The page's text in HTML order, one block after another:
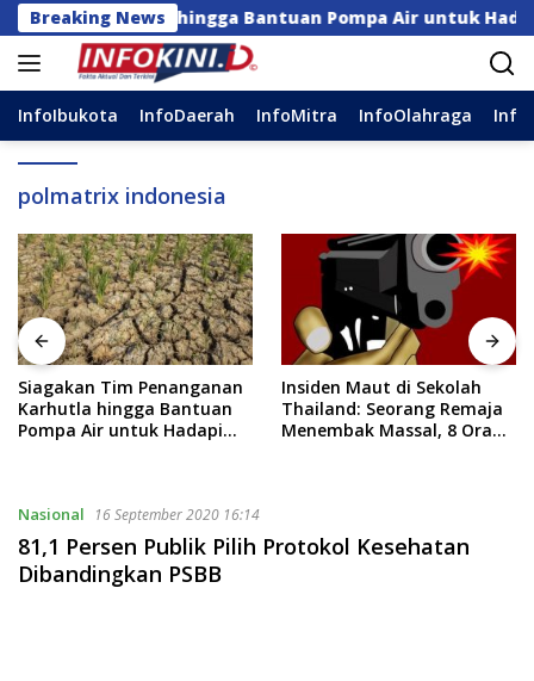
Langsung
ke
konten
Breaking News
Karhutla hingga Bantuan Pompa Air untuk Hadapi
InfoIbukota InfoDaerah InfoMitra InfoOlahraga
polmatrix indonesia
Insiden Maut di Sekolah
Thailand: Seorang Remaja
Menembak Massal, 8 Orang
79 Daerah
Anggaran, Pusat
Segera Salurkan
Nasional 16 September 2020 16:14
81,1 Persen Publik Pilih Protokol Kesehatan
Dibandingkan PSBB